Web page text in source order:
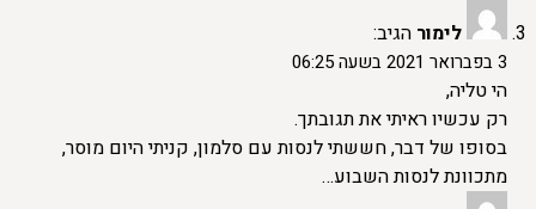
לימור הגיב:
3 בפברואר 2021 בשעה 06:25
הי טליה,
רק עכשיו ראיתי את תגובתך.
בסופו של דבר, חששתי לנסות עם סלמון, קניתי היום מוסר,
מתכוונת לנסות השבוע…